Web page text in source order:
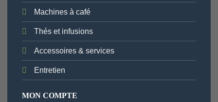
Machines à café
Thés et infusions
Accessoires & services
Entretien
MON COMPTE